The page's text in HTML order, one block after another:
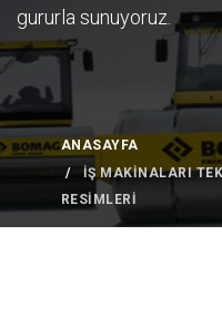
gururla sunuyoruz.
ANASAYFA
İŞ MAKİNALARI
RESİMLERİ